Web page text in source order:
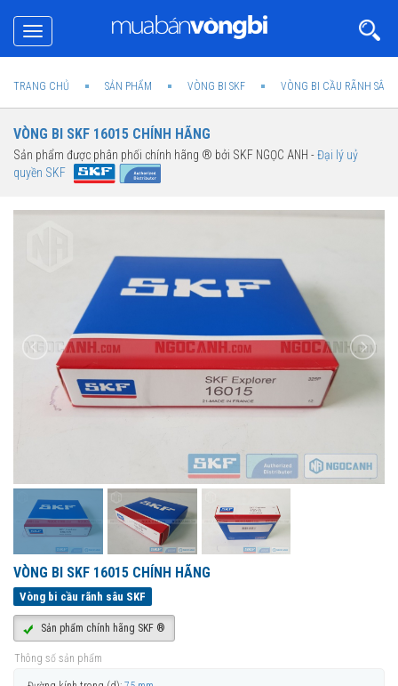
Toggle
navigation
TRANG CHỦ SẢN PHẨM VÒNG BI SKF VÒNG BI CẦU RÃNH SÂU
VÒNG BI SKF 16015 CHÍNH HÃNG
Sản phẩm được phân phối chính hãng ® bởi SKF NGỌC ANH -Đại lý uỷ
quyền SKF
VÒNG BI SKF 16015 CHÍNH HÃNG
Vòng bi cầu rãnh sâu SKF
Sản phẩm chính hãng SKF ®
Thông số sản phẩm